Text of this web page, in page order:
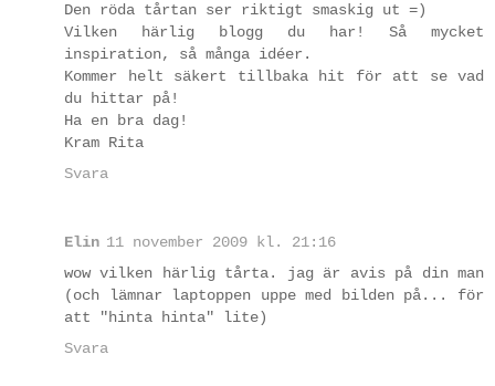
Den röda tårtan ser riktigt smaskig ut =)
Vilken härlig blogg du har! Så mycket
inspiration, så många idéer.
Kommer helt säkert tillbaka hit för att se vad
du hittar på!
Ha en bra dag!
Kram Rita
Svara
Elin 11 november 2009 kl. 21:16
wow vilken härlig tårta. jag är avis på din man
(och lämnar laptoppen uppe med bilden på... för
att "hinta hinta" lite)
Svara